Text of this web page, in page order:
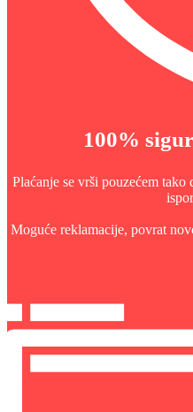
100%
Plaćanje se vrši pouzećem
Moguće reklamacije, povrat